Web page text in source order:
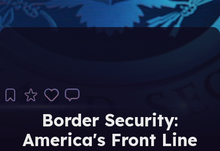
Border Security:
America's Front Line